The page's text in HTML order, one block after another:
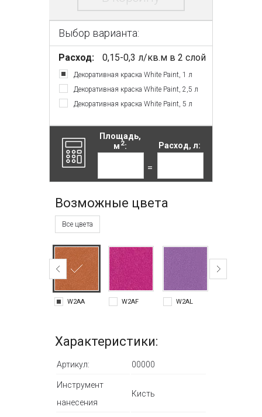
Выбор варианта:
Расход: 0,15-0,3 л/кв.м в 2 слой
Декоративная краска White Paint, 1 л
Декоративная краска White Paint, 2,5 л
Декоративная краска White Paint, 5 л
Площадь,
м 2:
=
Расход, л:
Возможные цвета
Все цвета
W2AA W2AF W2AL
Характеристики:
Артикул: 00000
Инструмент
нанесения
Кисть